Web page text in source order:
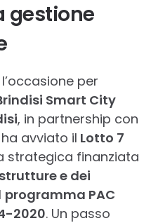
gestione
per
Smart City
, in partnership con
avviato il Lotto 7
strategica finanziata
e dei
programma PAC
2020. Un passo